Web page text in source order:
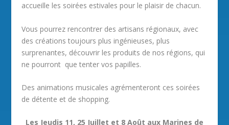
accueille les soirées estivales pour le plaisir de chacun.
Vous pourrez rencontrer des artisans régionaux, avec
des créations toujours plus ingénieuses, plus
surprenantes, découvrir les produits de nos régions, qui
ne pourront que tenter vos papilles.
Des animations musicales agrémenteront ces soirées
de détente et de shopping.
Les Jeudis 11, 25 Juillet et 8 Août aux Marines de